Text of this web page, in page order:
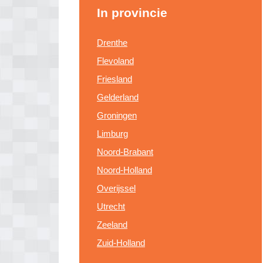
In provincie
Drenthe
Flevoland
Friesland
Gelderland
Groningen
Limburg
Noord-Brabant
Noord-Holland
Overijssel
Utrecht
Zeeland
Zuid-Holland